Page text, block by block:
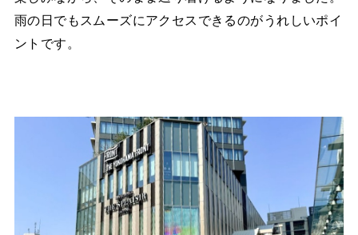
雨の日でもスムーズにアクセスできるのがうれしいポイ
ントです。